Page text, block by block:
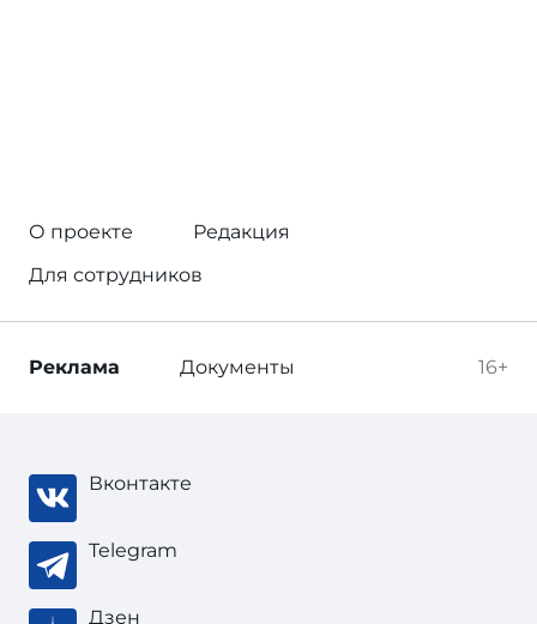
О проекте
Редакция
Для сотрудников
16+
Реклама Документы
Вконтакте
Telegram
Дзен